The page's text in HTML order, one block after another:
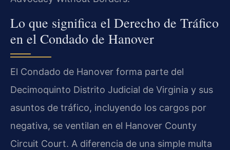
Lo que significa el Derecho de Tráfico
en el Condado de Hanover
El Condado de Hanover forma parte del
Decimoquinto Distrito Judicial de Virginia y sus
asuntos de tráfico, incluyendo los cargos por
negativa, se ventilan en el Hanover County
Circuit Court. A diferencia de una simple multa